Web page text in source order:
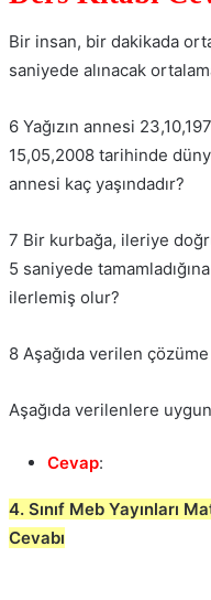
Bir insan, bir dakikada
saniyede alınacak
6 Yağızın annesi
15,05,2008 tarihinde
annesi kaç yaşındadır?
7 Bir kurbağa, ileriye doğru
5 saniyede
ilerlemiş olur?
8 Aşağıda verilen
Aşağıda verilenlere
Cevap:
4. Sınıf Meb Yayınları
Cevabı